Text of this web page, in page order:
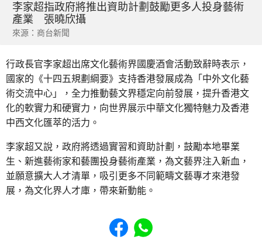
李家超指政府將推出資助計劃鼓勵更多人投身藝術
產業 張曉欣攝
來源：商台新聞
行政長官李家超出席文化藝術界國慶酒會活動致辭時表示，
國家的《十四五規劃綱要》支持香港發展成為「中外文化藝
術交流中心」，全力推動藝文界穩定向前發展，提升香港文
化的軟實力和硬實力，向世界展示中華文化獨特魅力及香港
中西文化匯萃的活力。
李家超又說，政府將透過實習和資助計劃，鼓勵本地畢業
生、新進藝術家和藝團投身藝術產業，為文藝界注入新血，
並願意擴大人才清單，吸引更多不同範疇文藝專才來港發
展，為文化界人才庫，帶來新動能。
Share to Facebook
Share to WhatsApp